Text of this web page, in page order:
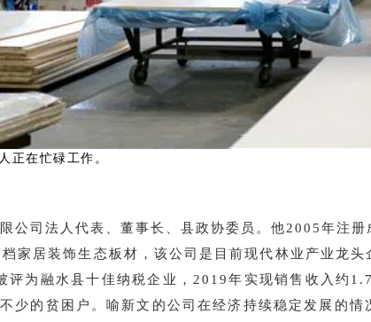
正在忙碌工作。
公司法人代表、董事长、县政协委员。他2005年注册
家居装饰生态板材，该公司是目前现代林业产业龙头
评为融水县十佳纳税企业，2019年实现销售收入约
少的贫困户。喻新文的公司在经济持续稳定发展的情